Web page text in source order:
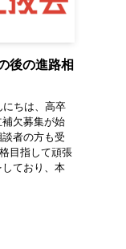
後の進路相
ちは、高卒
欠募集が始
者の方も受
目指して頑張
ており、本